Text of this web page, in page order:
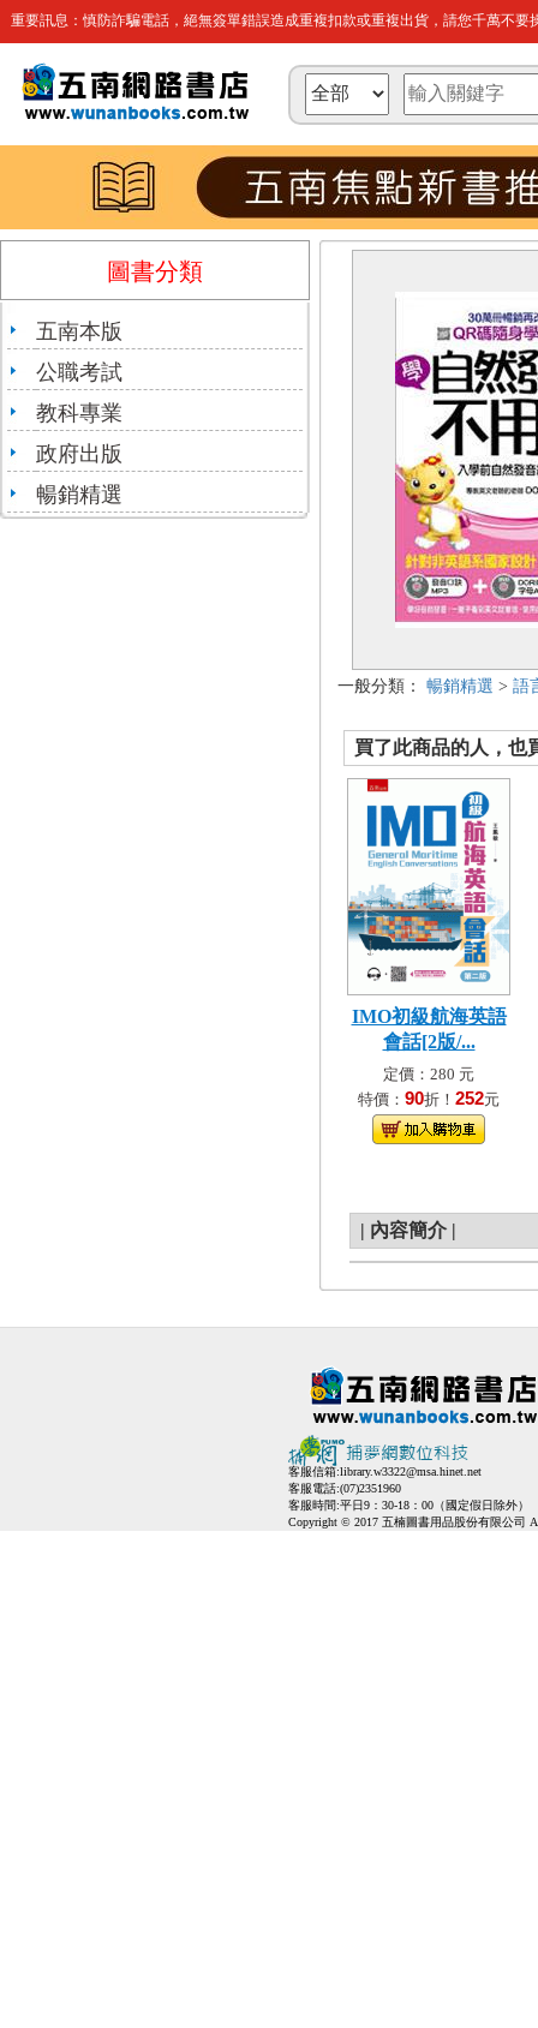
重要訊息：慎防詐騙電話，絕無簽單錯誤造成重複扣款或重複出貨，請您千萬不要
圖書分類
五南本版
公職考試
教科專業
政府出版
暢銷精選
一般分類： 暢銷精選 > 語
買了此商品的人，也
IMO初級航海英語
會話[2版/...
定價：280 元
特價： 90折！ 252元
| 內容簡介 |
客服信箱:library.w3322@msa.hinet.net
客服電話:(07)2351960
客服時間:平日9：30-18：00（國定假日除外）
Copyright © 2017 五楠圖書用品股份有限公司